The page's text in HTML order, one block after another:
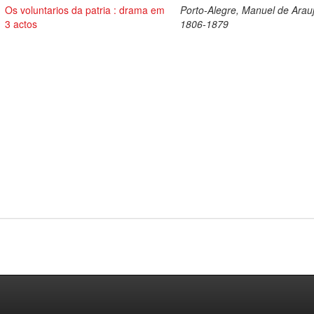
Os voluntarios da patria : drama em
3 actos
Porto-Alegre, Manuel de
1806-1879